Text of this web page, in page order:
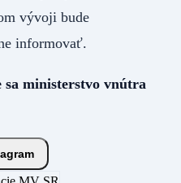
vývoji bude
informovať.
sa ministerstvo vnútra